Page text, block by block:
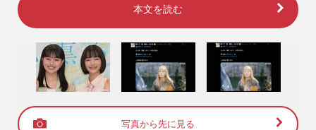
本文を読む
写真から先に見る